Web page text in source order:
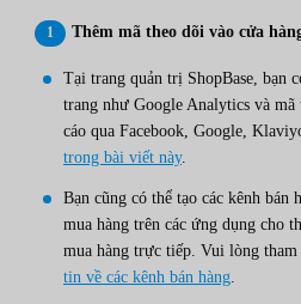
Thêm mã theo dõi vào cửa
Tại trang quản trị ShopBase, bạn
trang như Google Analytics và
cáo qua Facebook, Google,
trong bài viết này.
Bạn cũng có thể tạo các kênh
mua hàng trên các ứng dụng cho
mua hàng trực tiếp. Vui lòng tham
tin về các kênh bán hàng.